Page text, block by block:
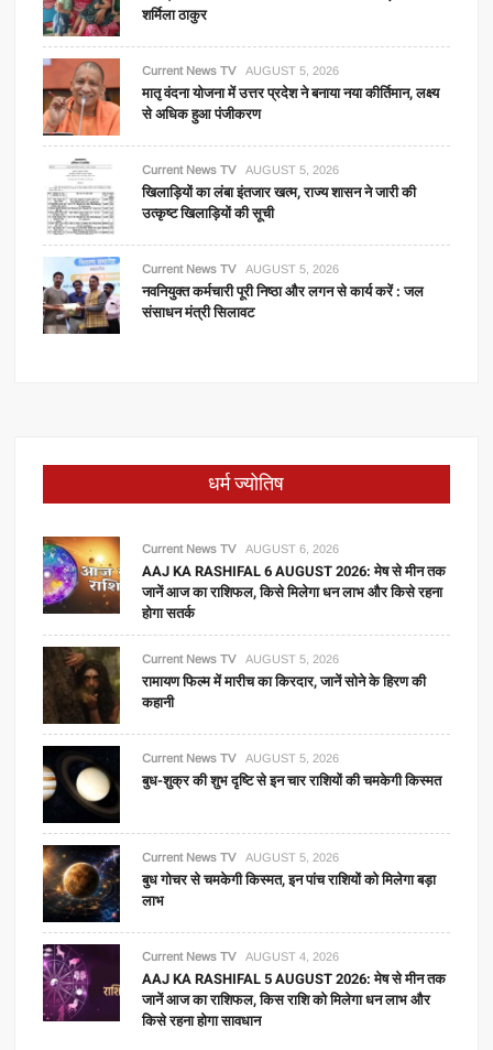
शर्मिला ठाकुर
Current News TV AUGUST 5, 2026
मातृ वंदना योजना में उत्तर प्रदेश ने बनाया नया कीर्तिमान, लक्ष्य
से अधिक हुआ पंजीकरण
Current News TV AUGUST 5, 2026
खिलाड़ियों का लंबा इंतजार खत्म, राज्य शासन ने जारी की
उत्कृष्ट खिलाड़ियों की सूची
Current News TV AUGUST 5, 2026
नवनियुक्त कर्मचारी पूरी निष्ठा और लगन से कार्य करें : जल
संसाधन मंत्री सिलावट
धर्म ज्योतिष
Current News TV AUGUST 6, 2026
AAJ KA RASHIFAL 6 AUGUST 2026: मेष से मीन तक
जानें आज का राशिफल, किसे मिलेगा धन लाभ और किसे रहना
होगा सतर्क
Current News TV AUGUST 5, 2026
रामायण फिल्म में मारीच का किरदार, जानें सोने के हिरण की
कहानी
Current News TV AUGUST 5, 2026
बुध-शुक्र की शुभ दृष्टि से इन चार राशियों की चमकेगी किस्मत
Current News TV AUGUST 5, 2026
बुध गोचर से चमकेगी किस्मत, इन पांच राशियों को मिलेगा बड़ा
लाभ
Current News TV AUGUST 4, 2026
AAJ KA RASHIFAL 5 AUGUST 2026: मेष से मीन तक
जानें आज का राशिफल, किस राशि को मिलेगा धन लाभ और
किसे रहना होगा सावधान